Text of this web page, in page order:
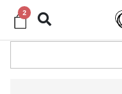
2